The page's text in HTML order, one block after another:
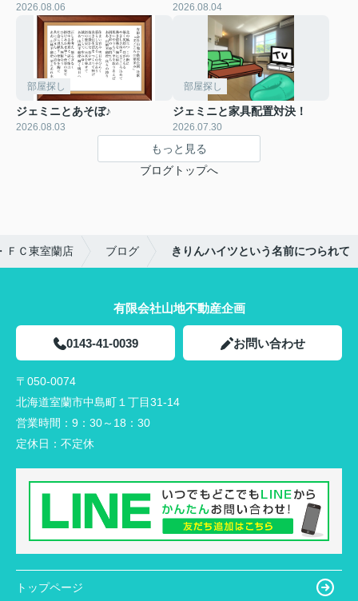
2026.08.06 2026.08.04
部屋探し
ジェミニとあそぼ♪
2026.08.03
部屋探し
ジェミニと家具配置対決！
2026.07.30
もっと見る
ブログトップへ
ＦＣ東室蘭店 ブログ きりんハイツという名前につられて
有限会社山地不動産企画
0143-41-0039 お問い合わせ
〒050-0074
北海道室蘭市中島町１丁目31-14
営業時間： 9：30～18：30
定休日： 不定休
トップページ